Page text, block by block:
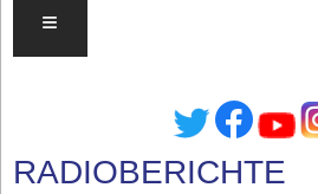
≡
RADIOBERICHTE